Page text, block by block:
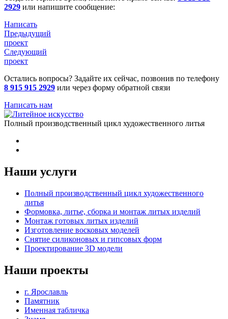
2929 или напишите сообщение:
Написать
Предыдущий
проект
Следующий
проект
Остались вопросы? Задайте их сейчас, позвонив по телефону
8 915 915 2929 или через форму обратной связи
Написать нам
Полный производственный цикл художественного литья
Наши услуги
Полный производственный цикл художественного
литья
Формовка, литье, сборка и монтаж литых изделий
Монтаж готовых литых изделий
Изготовление восковых моделей
Cнятие силиконовых и гипсовых форм
Проектирование 3D модели
Наши проекты
г. Ярославль
Памятник
Именная табличка